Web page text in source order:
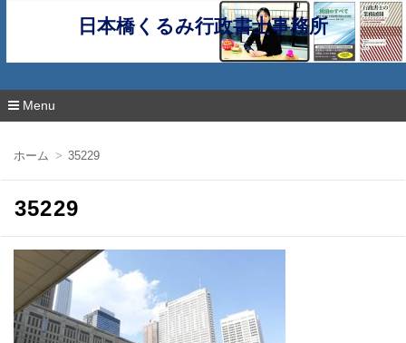
日本橋くるみ行政書士事務所
Menu
ン
ホーム 35229
35229